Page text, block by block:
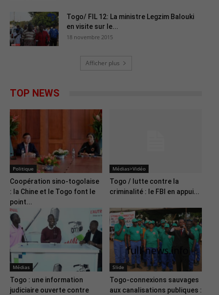
Togo/ FIL 12: La ministre Legzim Balouki
en visite sur le...
18 novembre 2015
Afficher plus
TOP NEWS
Politique
Coopération sino-togolaise
: la Chine et le Togo font le
point...
Médias>Vidéo
Togo / lutte contre la
criminalité : le FBI en appui...
Médias
Togo : une information
judiciaire ouverte contre
Slide
Togo-connexions sauvages
aux canalisations publiques :